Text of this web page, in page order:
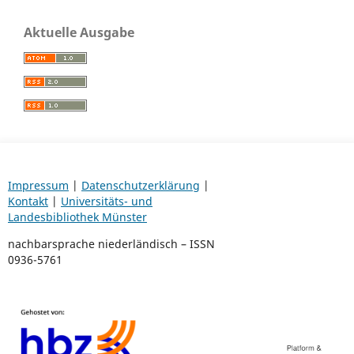
Aktuelle Ausgabe
Impressum | Datenschutzerklärung |
Kontakt| Universitäts- und
Landesbibliothek Münster
nachbarsprache niederländisch – ISSN
0936-5761